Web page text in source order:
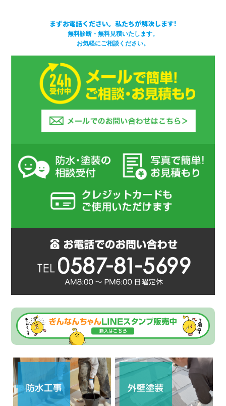
まずお電話ください。私たちが解決します!
無料診断・無料見積いたします。
お気軽にご相談ください。